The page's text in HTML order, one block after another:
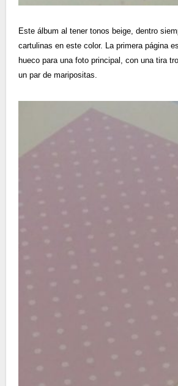
Este álbum al tener tonos beige, dentro
cartulinas en este color. La primera página
hueco para una foto principal, con una tira
un par de maripositas.